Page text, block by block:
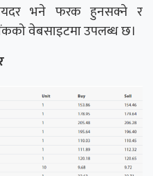
भने फरक हुनसक्ने र
वेबसाइटमा उपलब्ध छ।